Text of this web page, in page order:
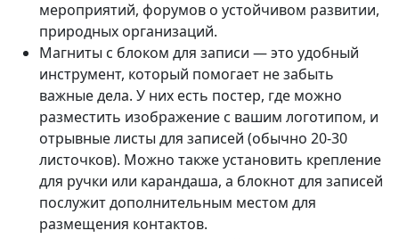
мероприятий, форумов о устойчивом развитии,
природных организаций.
Магниты с блоком для записи — это удобный
инструмент, который помогает не забыть
важные дела. У них есть постер, где можно
разместить изображение с вашим логотипом, и
отрывные листы для записей (обычно 20-30
листочков). Можно также установить крепление
для ручки или карандаша, а блокнот для записей
послужит дополнительным местом для
размещения контактов.